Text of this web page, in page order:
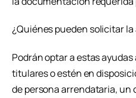
¿Quiénes pueden solicitar la
Podrán optar a estas
titulares o estén en
de persona arrendataria, un